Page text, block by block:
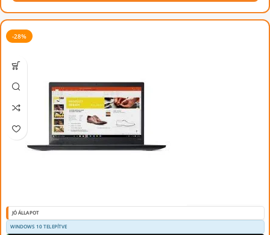
-28%
JÓ ÁLLAPOT
WINDOWS 10 TELEPÍTVE